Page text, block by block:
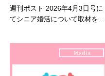
週刊ポスト 2026年4月3日号に
てシニア婚活について取材を受